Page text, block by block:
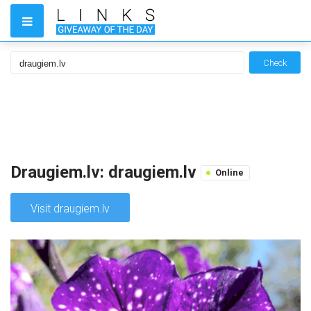
Check
Draugiem.lv: draugiem.lv Online
Visit draugiem.lv